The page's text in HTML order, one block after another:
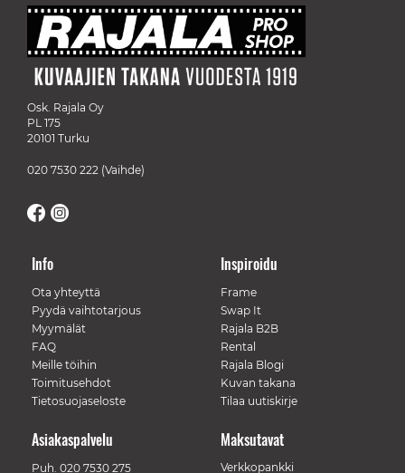
Osk. Rajala Oy
PL 175
20101 Turku
020 7530 222 (Vaihde)
Info
Ota yhteyttä
Pyydä vaihtotarjous
Myymälät
FAQ
Meille töihin
Toimitusehdot
Tietosuojaseloste
Inspiroidu
Frame
Swap It
Rajala B2B
Rental
Rajala Blogi
Kuvan takana
Tilaa uutiskirje
Maksutavat
Verkkopankki
Asiakaspalvelu
Puh. 020 7530 275